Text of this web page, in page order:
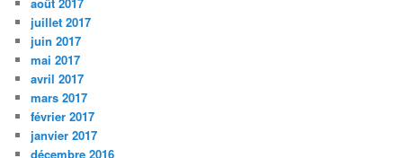
août 2017
juillet 2017
juin 2017
mai 2017
avril 2017
mars 2017
février 2017
janvier 2017
décembre 2016